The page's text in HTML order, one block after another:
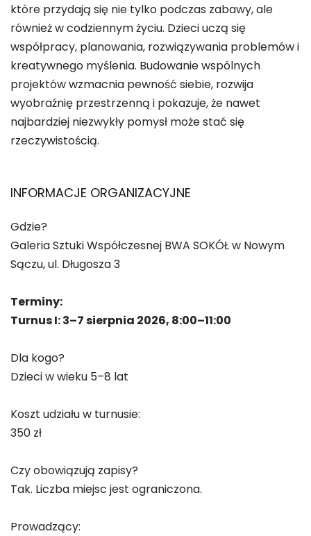
które przydają się nie tylko podczas zabawy, ale
również w codziennym życiu. Dzieci uczą się
współpracy, planowania, rozwiązywania problemów i
kreatywnego myślenia. Budowanie wspólnych
projektów wzmacnia pewność siebie, rozwija
wyobraźnię przestrzenną i pokazuje, że nawet
najbardziej niezwykły pomysł może stać się
rzeczywistością.
INFORMACJE ORGANIZACYJNE
Gdzie?
Galeria Sztuki Współczesnej BWA SOKÓŁ w Nowym
Sączu, ul. Długosza 3
Terminy:
Turnus I: 3–7 sierpnia 2026, 8:00–11:00
Dla kogo?
Dzieci w wieku 5–8 lat
Koszt udziału w turnusie:
350 zł
Czy obowiązują zapisy?
Tak. Liczba miejsc jest ograniczona.
Prowadzący: